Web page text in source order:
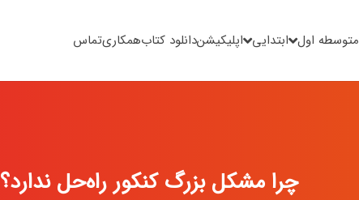
متوسطه اول ابتدایی اپلیکیشندانلود کتابهمکاریتماس
چرا مشکل بزرگ کنکور راه‌حل ندارد؟